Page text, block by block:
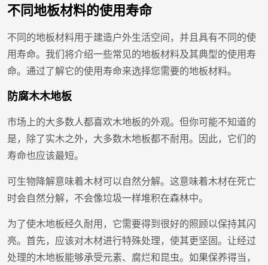
不同地板材料的使用寿命
不同的地板材料用于建造户外生活空间，并且具有不同的使
用寿命。我们将介绍一些常见的地板材料及其典型的使用寿
命。通过了解它的使用寿命来选择您需要的地板材料。
防腐木木地板
市场上的大多数人都喜欢木地板的外观。但你可能不知道的
是，除了实木之外，大多数木地板都不耐用。因此，它们的
寿命也应该最短。
可生物降解意味着木材可以自然分解。这意味着木材在死亡
时会自然分解，不会像垃圾一样堆积在森林中。
为了使木地板经久耐用，它需要得到很好的照顾以保持其闪
亮。首先，应该对木材进行特殊处理，使其更坚固。让经过
处理的木地板能够承受元素、腐烂和昆虫。如果保养得当，